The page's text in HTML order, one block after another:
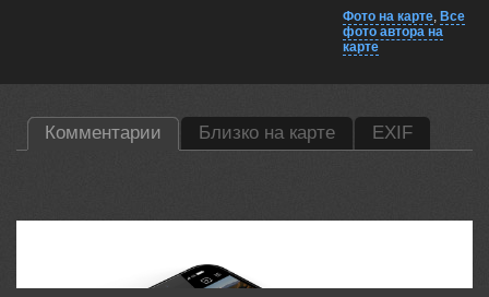
Фото на карте, Все
фото автора на
карте
Комментарии Близко на карте EXIF